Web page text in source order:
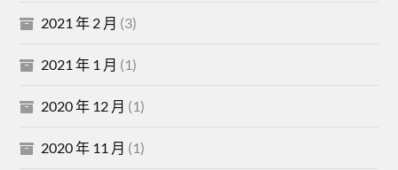
2021 年 2 月 (3)
2021 年 1 月 (1)
2020 年 12 月 (1)
2020 年 11 月 (1)